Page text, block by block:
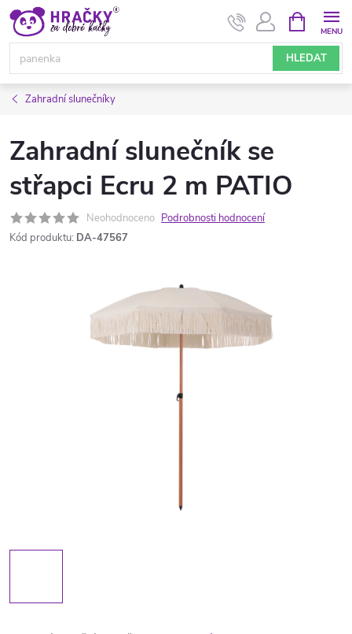
Přejít
obsah
HLEDAT
NÁKUPNÍ
KOŠÍK
Zahradní slunečníky
Zahradní slunečník se
střapci Ecru 2 m PATIO
Neohodnoceno Podrobnosti hodnocení
Kód produktu: DA-47567